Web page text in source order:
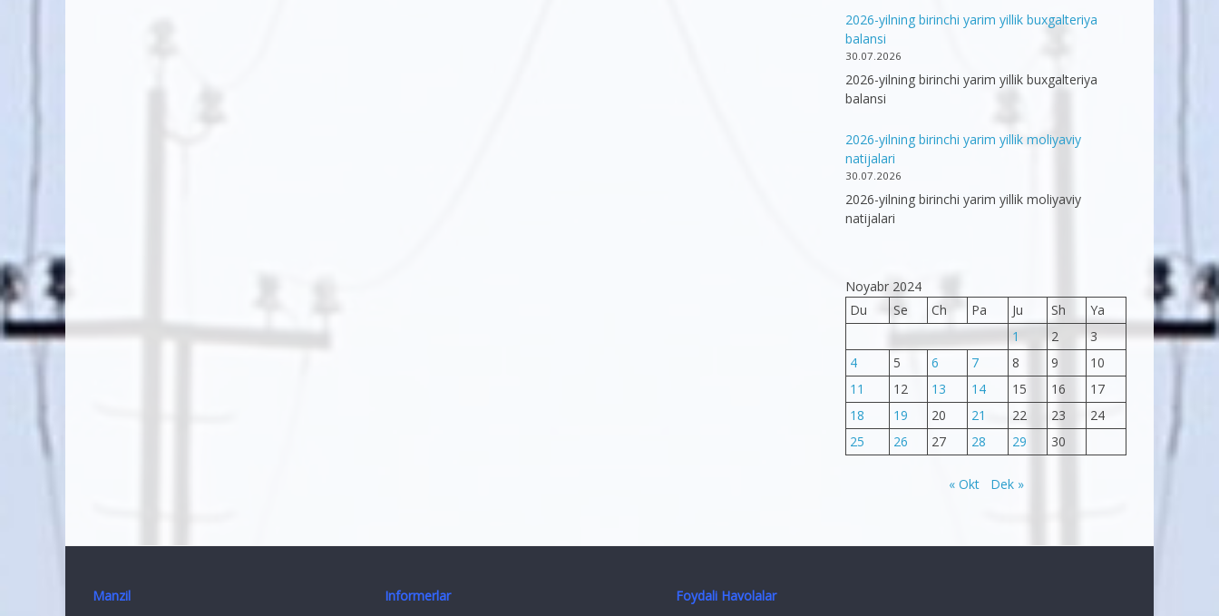
2026-yilning birinchi yarim yillik buxgalteriya
balansi
30.07.2026
2026-yilning birinchi yarim yillik buxgalteriya
balansi
2026-yilning birinchi yarim yillik moliyaviy
natijalari
30.07.2026
2026-yilning birinchi yarim yillik moliyaviy
natijalari
Noyabr 2024
Du
Se Ch Pa Ju Sh
Ya
1
2
3
4
5 6 7 8 9
10
11
12 13 14 15 16
17
18
19 20 21 22 23
24
25
26 27 28 29 30
« Okt Dek »
Manzil Informerlar Foydali Havolalar